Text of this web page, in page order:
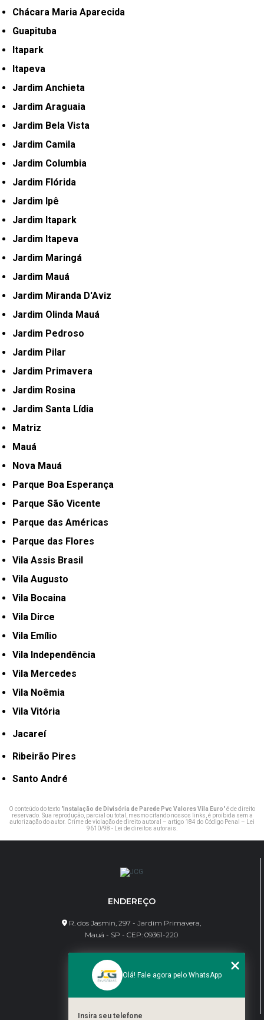
Chácara Maria Aparecida
Guapituba
Itapark
Itapeva
Jardim Anchieta
Jardim Araguaia
Jardim Bela Vista
Jardim Camila
Jardim Columbia
Jardim Flórida
Jardim Ipê
Jardim Itapark
Jardim Itapeva
Jardim Maringá
Jardim Mauá
Jardim Miranda D'Aviz
Jardim Olinda Mauá
Jardim Pedroso
Jardim Pilar
Jardim Primavera
Jardim Rosina
Jardim Santa Lídia
Matriz
Mauá
Nova Mauá
Parque Boa Esperança
Parque São Vicente
Parque das Américas
Parque das Flores
Vila Assis Brasil
Vila Augusto
Vila Bocaina
Vila Dirce
Vila Emílio
Vila Independência
Vila Mercedes
Vila Noêmia
Vila Vitória
Jacareí
Ribeirão Pires
Santo André
O conteúdo do texto " Instalação de Divisória de Parede Pvc Valores Vila Euro" é de direito
reservado. Sua reprodução, parcial ou total, mesmo citando nossos links, é proibida sem a
autorização do autor. Crime de violação de direito autoral – artigo 184 do Código Penal – Lei
9610/98 - Lei de direitos autorais.
ENDEREÇO
R. dos Jasmin, 297 - Jardim Primavera,
Mauá - SP - CEP: 09361-220
CONTATO
(11) 95462-8630
bene@jcgdivisorias.com
Olá! Fale agora pelo WhatsApp
Insira seu telefone